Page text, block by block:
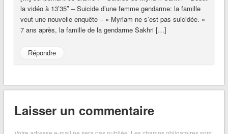
la vidéo à 13’35″ – Suicide d’une femme gendarme: la famille
veut une nouvelle enquête – « Myriam ne s’est pas suicidée. »
7 ans après, la famille de la gendarme Sakhri […]
Répondre
Laisser un commentaire